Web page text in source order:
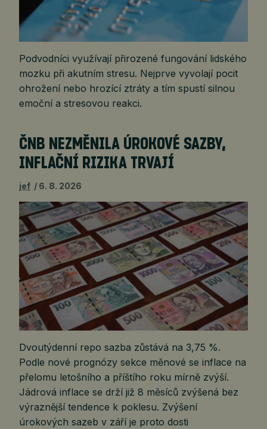
Podvodníci využívají přirozené fungování lidského
mozku při akutním stresu. Nejprve vyvolají pocit
ohrožení nebo hrozící ztráty a tím spustí silnou
emoční a stresovou reakci.
ČNB NEZMĚNILA ÚROKOVÉ SAZBY,
INFLAČNÍ RIZIKA TRVAJÍ
jef 6. 8. 2026
Dvoutýdenní repo sazba zůstává na 3,75 %.
Podle nové prognózy sekce měnové se inflace na
přelomu letošního a příštího roku mírně zvýší.
Jádrová inflace se drží již 8 měsíců zvýšená bez
výraznější tendence k poklesu. Zvýšení
úrokových sazeb v září je proto dosti